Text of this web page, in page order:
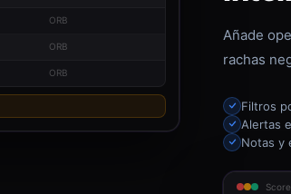
ORB
ORB
ORB
Añade
rachas
Filtros
Alertas
Notas y